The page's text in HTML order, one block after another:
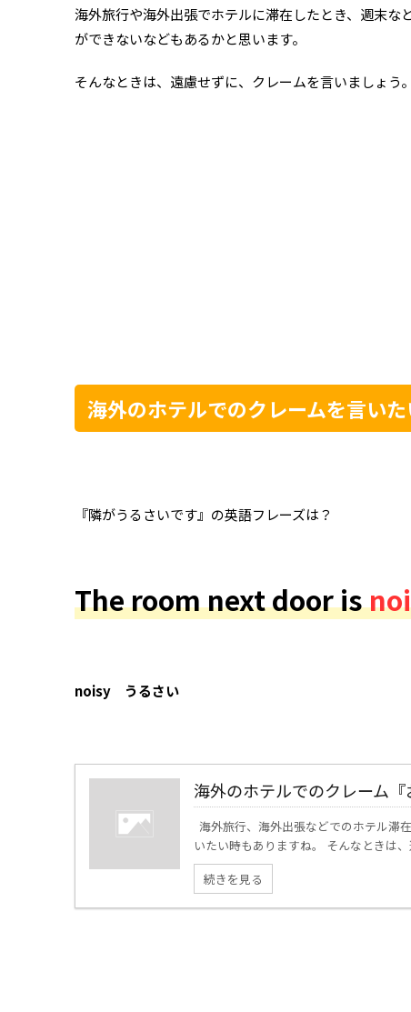
海外旅行や海外出張でホテルに滞在したとき、週末
ができないなどもあるかと思います。
そんなときは、遠慮せずに、クレームを言いましょう。
海外のホテルでのクレームを言い
『隣がうるさいです』の英語フレーズは？
The room next door is
noisy うるさい
海外のホテルでのクレーム
海外旅行、海外出張などでのホテル滞
いたい時もありますね。 そんなときは
続きを見る